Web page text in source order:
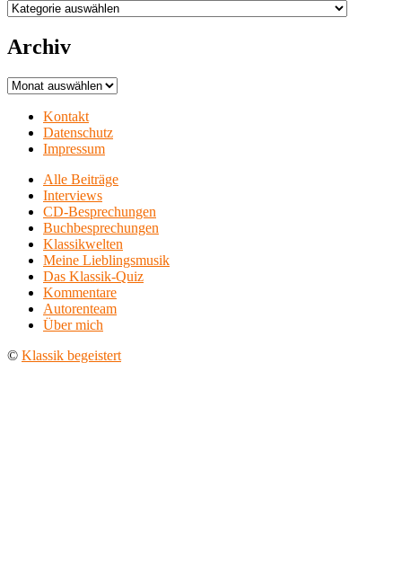
Aufführungsorte
Archiv
Archiv
Kontakt
Datenschutz
Impressum
Alle Beiträge
Interviews
CD-Besprechungen
Buchbesprechungen
Klassikwelten
Meine Lieblingsmusik
Das Klassik-Quiz
Kommentare
Autorenteam
Über mich
© Klassik begeistert